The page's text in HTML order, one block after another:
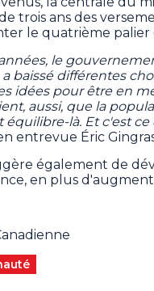
trois ans des
le quatrième palier
le
a baissé différentes
idées pour être en
aussi, que la
équilibre-là. Et c'est
entrevue Éric
également de
en plus